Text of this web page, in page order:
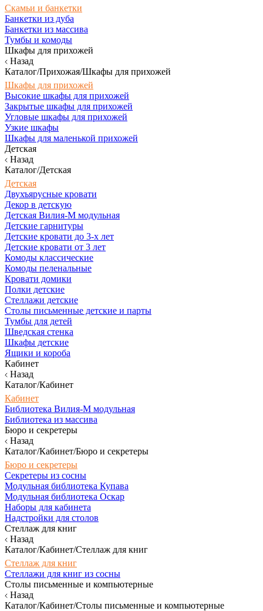
Скамьи и банкетки
Банкетки из дуба
Банкетки из массива
Тумбы и комоды
Шкафы для прихожей
Назад
Каталог/Прихожая/Шкафы для прихожей
Шкафы для прихожей
Высокие шкафы для прихожей
Закрытые шкафы для прихожей
Угловые шкафы для прихожей
Узкие шкафы
Шкафы для маленькой прихожей
Детская
Назад
Каталог/Детская
Детская
Двухъярусные кровати
Декор в детскую
Детская Вилия-М модульная
Детские гарнитуры
Детские кровати до 3-х лет
Детские кровати от 3 лет
Комоды классические
Комоды пеленальные
Кровати домики
Полки детские
Стеллажи детские
Столы письменные детские и парты
Тумбы для детей
Шведская стенка
Шкафы детские
Ящики и короба
Кабинет
Назад
Каталог/Кабинет
Кабинет
Библиотека Вилия-М модульная
Библиотека из массива
Бюро и секретеры
Назад
Каталог/Кабинет/Бюро и секретеры
Бюро и секретеры
Секретеры из сосны
Модульная библиотека Купава
Модульная библиотека Оскар
Наборы для кабинета
Надстройки для столов
Стеллаж для книг
Назад
Каталог/Кабинет/Стеллаж для книг
Стеллаж для книг
Стеллажи для книг из сосны
Столы письменные и компьютерные
Назад
Каталог/Кабинет/Столы письменные и компьютерные